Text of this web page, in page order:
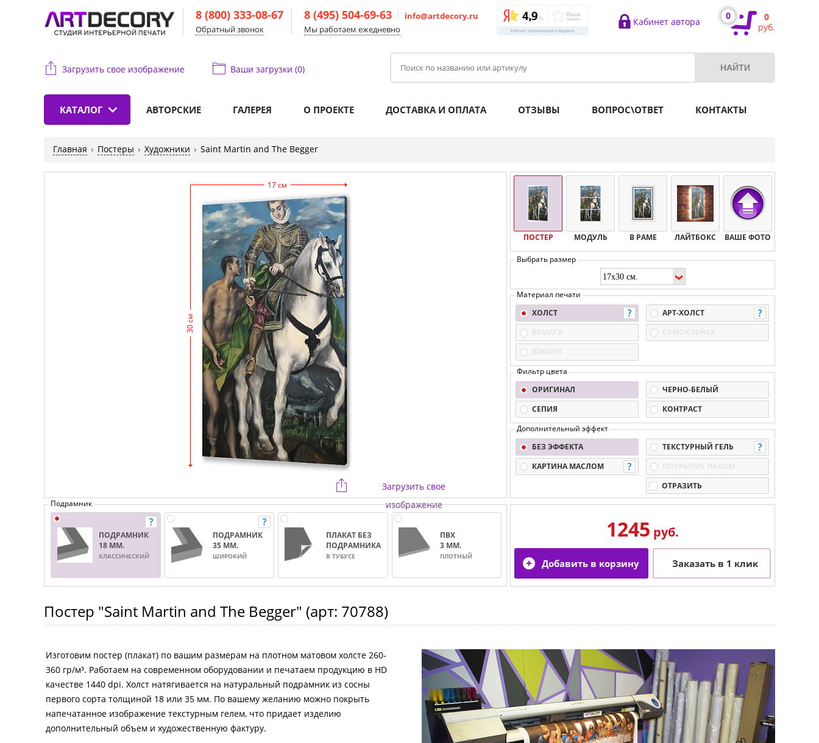
8 (800) 333-08-67
Обратный звонок
8 (495) 504-69-63
info@artdecory.ru
Мы работаем ежедневно
Кабинет автора
0
0
руб.
Загрузить свое изображение Ваши загрузки (0)
КАТАЛОГ АВТОРСКИЕ ГАЛЕРЕЯ О ПРОЕКТЕ ДОСТАВКА И ОПЛАТА ОТЗЫВЫ ВОПРОС\ОТВЕТ КОНТАКТЫ
Главная Постеры Художники Saint Martin and The Begger
17 см
30 см
Загрузить свое
изображение
Подрамник
ПОДРАМНИК
18 ММ.
КЛАССИЧЕСКИЙ
ПОДРАМНИК
35 ММ.
ШИРОКИЙ
ПЛАКАТ БЕЗ
ПОДРАМНИКА
В ТУБУСЕ
ПВХ
3 ММ.
ПЛОТНЫЙ
ПОСТЕР МОДУЛЬ В РАМЕ ЛАЙТБОКС ВАШЕ ФОТО
Выбрать размер
Материал печати
ХОЛСТ
АРТ-ХОЛСТ
Фильтр цвета
ОРИГИНАЛ
ЧЕРНО-БЕЛЫЙ
СЕПИЯ
КОНТРАСТ
Дополнительный эффект
БЕЗ ЭФФЕКТА
ТЕКСТУРНЫЙ ГЕЛЬ
КАРТИНА МАСЛОМ
ОТРАЗИТЬ
1245 руб.
Постер "Saint Martin and The Begger" (арт: 70788)
Изготовим постер (плакат) по вашим размерам на плотном матовом холсте 260-
360 гр/м³. Работаем на современном оборудовании и печатаем продукцию в HD
качестве 1440 dpi. Холст натягивается на натуральный подрамник из сосны
первого сорта толщиной 18 или 35 мм. По вашему желанию можно покрыть
напечатанное изображение текстурным гелем, что придает изделию
дополнительный объем и художественную фактуру.